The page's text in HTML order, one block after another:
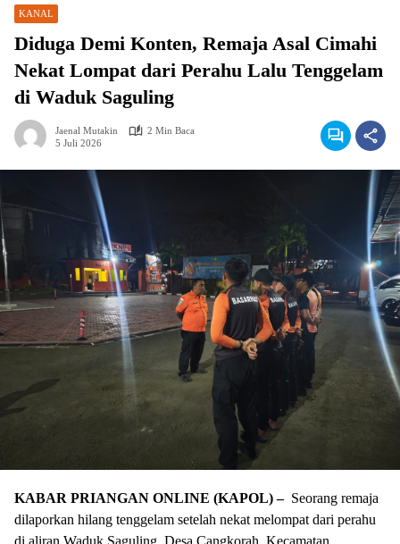
KANAL
Diduga Demi Konten, Remaja Asal Cimahi
Nekat Lompat dari Perahu Lalu Tenggelam
di Waduk Saguling
Jaenal Mutakin
2 Min Baca
5 Juli 2026
KABAR PRIANGAN ONLINE (KAPOL) – Seorang remaja
dilaporkan hilang tenggelam setelah nekat melompat dari perahu
di aliran Waduk Saguling, Desa Cangkorah, Kecamatan